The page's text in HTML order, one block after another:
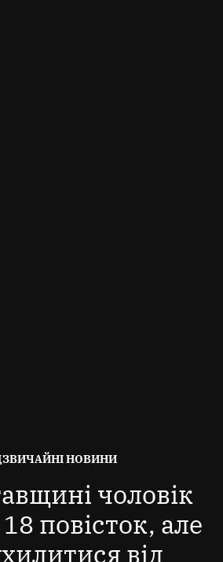
НОВИНИ
чоловік
повісток, але
від